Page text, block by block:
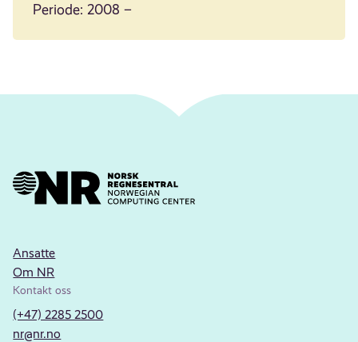
Periode: 2008 –
Ansatte
Om NR
Kontakt oss
(+47) 2285 2500
nr@nr.no